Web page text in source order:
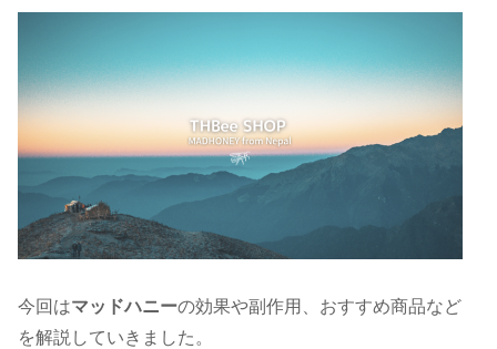
今回はマッドハニーの効果や副作用、おすすめ商品など
を解説していきました。